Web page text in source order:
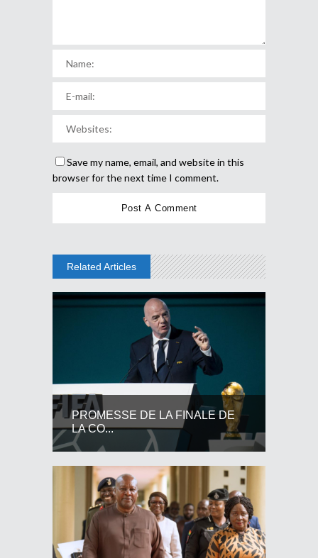
Save my name, email, and website in this
browser for the next time I comment.
Related Articles
PROMESSE DE LA FINALE DE
LA CO...